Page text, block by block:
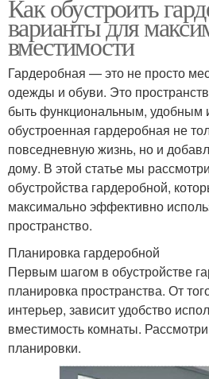
Как обустроить
варианты для
вместимости
Гардеробная — это не просто
одежды и обуви. Это
быть функциональным, удобным
обустроенная гардеробная не
повседневную жизнь, но и
дому. В этой статье мы
обустройства гардеробной,
максимально эффективно
пространство.
Планировка гардеробной
Первым шагом в обустройстве
планировка пространства. От
интерьер, зависит удобство
вместимость комнаты.
планировки.